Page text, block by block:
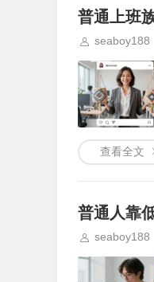
普通上班
seaboy188
查看全文
普通人靠
seaboy188